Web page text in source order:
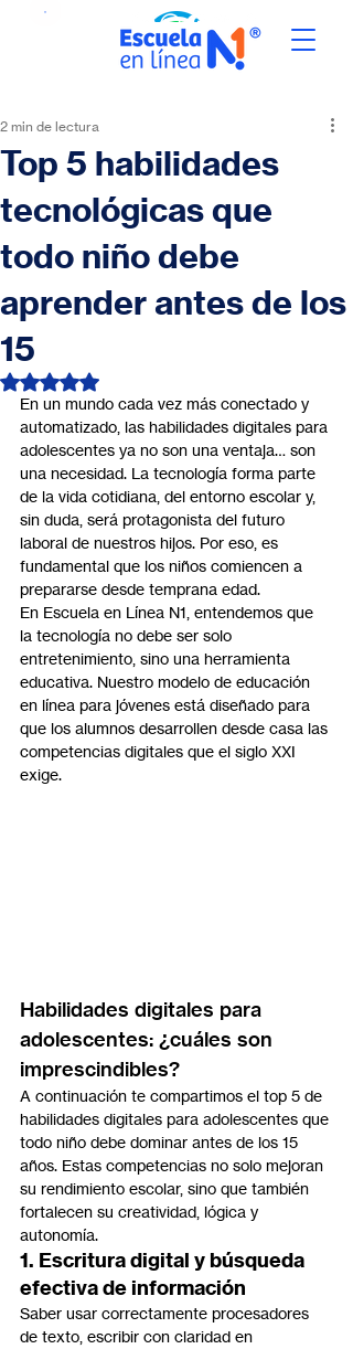
Top 5 habilidades
tecnológicas que
todo niño debe
aprender antes de los
15
2 min de lectura
Obtuvo NaN de 5 estrellas.
En un mundo cada vez más conectado y
automatizado, las habilidades digitales para
adolescentes ya no son una ventaja… son
una necesidad. La tecnología forma parte
de la vida cotidiana, del entorno escolar y,
sin duda, será protagonista del futuro
laboral de nuestros hijos. Por eso, es
fundamental que los niños comiencen a
prepararse desde temprana edad.
En Escuela en Línea N1, entendemos que
la tecnología no debe ser solo
entretenimiento, sino una herramienta
educativa. Nuestro modelo de educación
en línea para jóvenes está diseñado para
que los alumnos desarrollen desde casa las
competencias digitales que el siglo XXI
exige.
Habilidades digitales para
adolescentes: ¿cuáles son
imprescindibles?
A continuación te compartimos el top 5 de
habilidades digitales para adolescentes que
todo niño debe dominar antes de los 15
años. Estas competencias no solo mejoran
su rendimiento escolar, sino que también
fortalecen su creatividad, lógica y
autonomía.
1. Escritura digital y búsqueda
efectiva de información
Saber usar correctamente procesadores
de texto, escribir con claridad en